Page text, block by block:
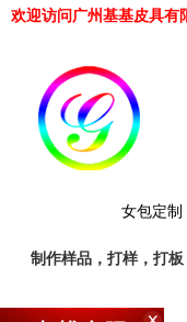
欢迎访问广州基基皮具有
女包定制
工厂简介
制作样品，打样，打